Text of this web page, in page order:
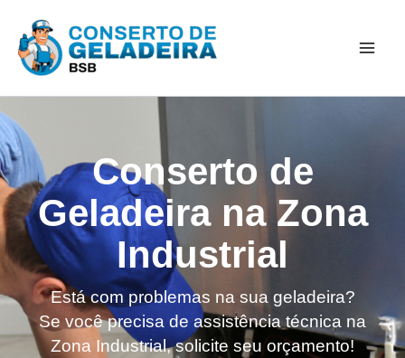
para
Conserto de
Geladeira na Zona
Industrial
Está com problemas na sua geladeira?
Se você precisa de assistência técnica na
Zona Industrial, solicite seu orçamento!